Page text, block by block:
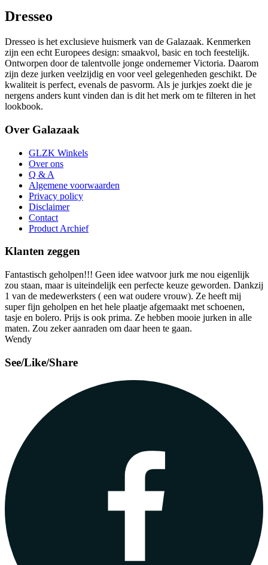
Dresseo
Dresseo is het exclusieve huismerk van de Galazaak. Kenmerken
zijn een echt Europees design: smaakvol, basic en toch feestelijk.
Ontworpen door de talentvolle jonge ondernemer Victoria. Daarom
zijn deze jurken veelzijdig en voor veel gelegenheden geschikt. De
kwaliteit is perfect, evenals de pasvorm. Als je jurkjes zoekt die je
nergens anders kunt vinden dan is dit het merk om te filteren in het
lookbook.
Over Galazaak
GLZK Winkels
Over ons
Q & A
Algemene voorwaarden
Privacy policy
Disclaimer
Contact
Product Archief
Klanten zeggen
Fantastisch geholpen!!! Geen idee watvoor jurk me nou eigenlijk
zou staan, maar is uiteindelijk een perfecte keuze geworden. Dankzij
1 van de medewerksters ( een wat oudere vrouw). Ze heeft mij
super fijn geholpen en het hele plaatje afgemaakt met schoenen,
tasje en bolero. Prijs is ook prima. Ze hebben mooie jurken in alle
maten. Zou zeker aanraden om daar heen te gaan.
Wendy
See/Like/Share